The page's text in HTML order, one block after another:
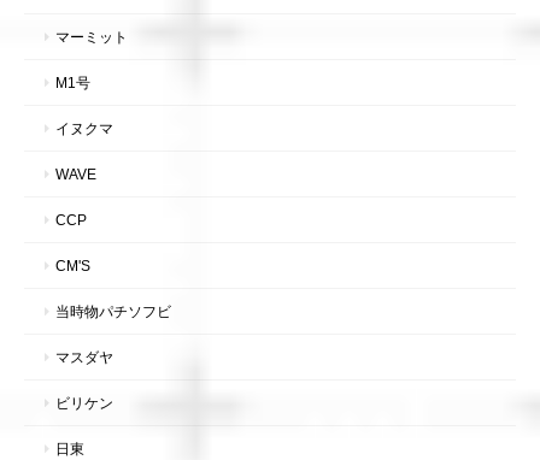
マーミット
M1号
イヌクマ
WAVE
CCP
CM'S
当時物パチソフビ
マスダヤ
ビリケン
日東